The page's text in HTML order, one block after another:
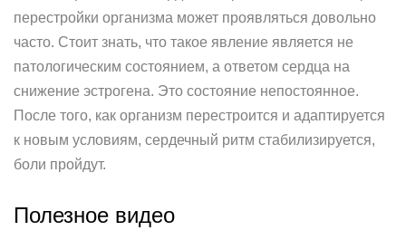
перестройки организма может проявляться довольно
часто. Стоит знать, что такое явление является не
патологическим состоянием, а ответом сердца на
снижение эстрогена. Это состояние непостоянное.
После того, как организм перестроится и адаптируется
к новым условиям, сердечный ритм стабилизируется,
боли пройдут.
Полезное видео